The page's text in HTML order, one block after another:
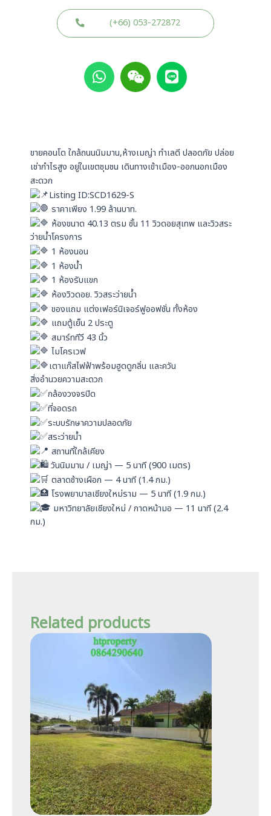
(+66) 053-272872
W
h
a
p
p
W
e
i
L
i
n
ขายคอนโด ใกล้ถนนนิมมาน,ห้างเมญ่า ทำเลดี ปลอดภัย ปล่อย
เช่ากำไรสูง อยู่ในเขตชุมชน เดินทางเข้าเมือง-ออกนอกเมือง
สะดวก
Listing ID:SCD1629-S
ราคาเพียง 1.99 ล้านบาท.
ห้องขนาด 40.13 ตรม ชั้น 11 วิวดอยสุเทพ และวิวสระ
ว่ายน้ำโครงการ
1 ห้องนอน
1 ห้องน้ำ
1 ห้องรับแขก
ห้องวิวดอย. วิวสระว่ายน้ำ
ของแถม แต่งเฟอร์นิเจอร์ฟูออฟชั่น ทั้งห้อง
แถมตู้เย็น 2 ประตู
สมาร์ททีวี 43 นิ้ว
ไมโครเวฟ
เตาแก๊สไฟฟ้าพร้อมฮูดดูกลิ่น และควัน
สิ่งอำนวยความสะดวก
กล้องวงจรปิด
ที่จอดรถ
ระบบรักษาความปลอดภัย
สระว่ายน้ำ
สถานที่ใกล้เคียง
วันนิมมาน / เมญ่า — 5 นาที (900 เมตร)
ตลาดช้างเผือก — 4 นาที (1.4 กม.)
โรงพยาบาลเชียงใหม่ราม — 5 นาที (1.9 กม.)
มหาวิทยาลัยเชียงใหม่ / กาดหน้ามอ — 11 นาที (2.4
กม.)
Related products